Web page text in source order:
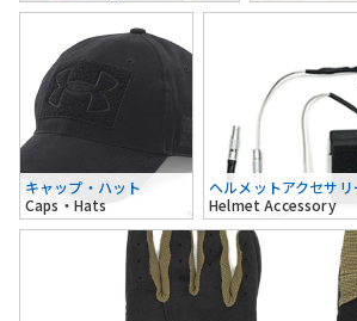
キャップ・ハット
Caps・Hats
ヘルメットアクセサリ
Helmet Accessory